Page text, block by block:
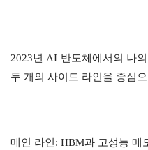
2023년 AI 반도체에서의 나
두 개의 사이드 라인을 중심
메인 라인: HBM과 고성능 메